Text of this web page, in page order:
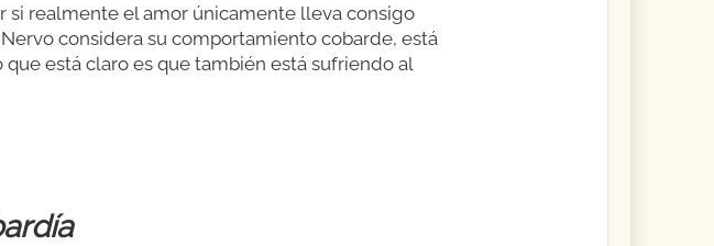
si realmente el amor únicamente lleva consigo
considera su comportamiento cobarde, está
está claro es que también está sufriendo al